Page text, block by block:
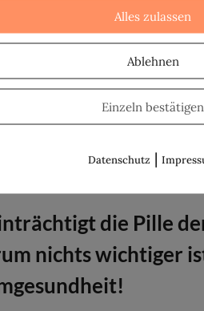
und
wir es schwarz auf weiß.
Zusammenhang zwischen der
und Beschwerden vieler
Doch jetzt ist es...
die Pille
nichts wichtiger
Alles zulassen
Ablehnen
Einzeln bestätigen
Datenschutz |